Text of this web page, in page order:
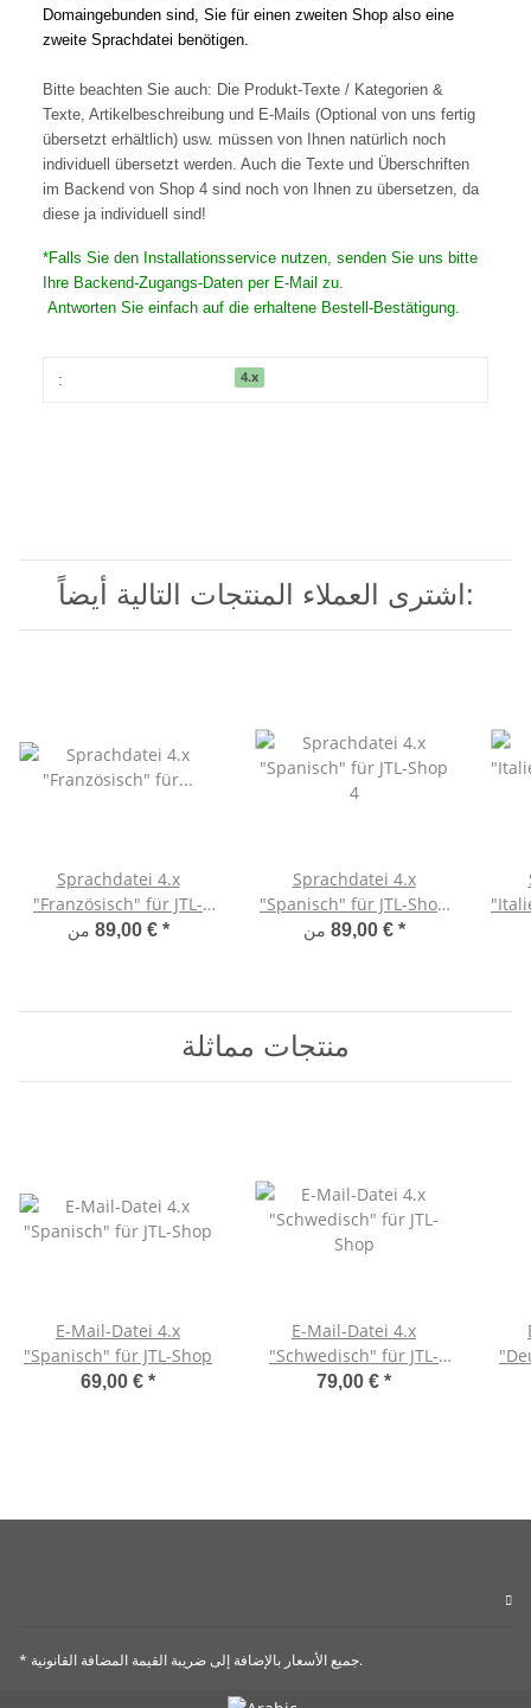
Domaingebunden sind, Sie für einen zweiten Shop also eine
zweite Sprachdatei benötigen.
Bitte beachten Sie auch: Die Produkt-Texte / Kategorien &
Texte, Artikelbeschreibung und E-Mails (Optional von uns fertig
übersetzt erhältlich) usw. müssen von Ihnen natürlich noch
individuell übersetzt werden. Auch die Texte und Überschriften
im Backend von Shop 4 sind noch von Ihnen zu übersetzen, da
diese ja individuell sind!
*Falls Sie den Installationsservice nutzen, senden Sie uns bitte
Ihre Backend-Zugangs-Daten per E-Mail zu.
Antworten Sie einfach auf die erhaltene Bestell-Bestätigung.
: 4.x
اشترى العملاء المنتجات التالية أيضاً:
Sprachdatei 4.x
"Französisch" für JTL-
Shop 4
89,00 € *
Sprachdatei 4.x
"Spanisch" für JTL-Shop
4
89,00 € *
منتجات مماثلة
E-Mail-Datei 4.x
"Spanisch" für JTL-Shop
69,00 € *
E-Mail-Datei 4.x
"Schwedisch" für JTL-
Shop
79,00 € *
* جميع الأسعار بالإضافة إلى ضريبة القيمة المضافة القانونية.